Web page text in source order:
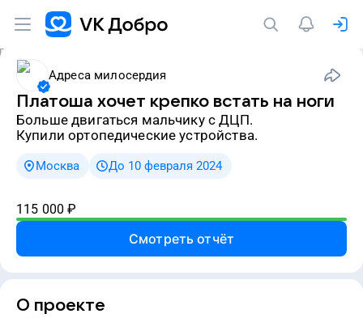
Адреса милосердия
Платоша хочет крепко встать на ноги
больше двигаться мальчику с ДЦП.
Купили ортопедические устройства.
Москва До 10 февраля 2024
115 000 ₽
Смотреть отчёт
О проекте